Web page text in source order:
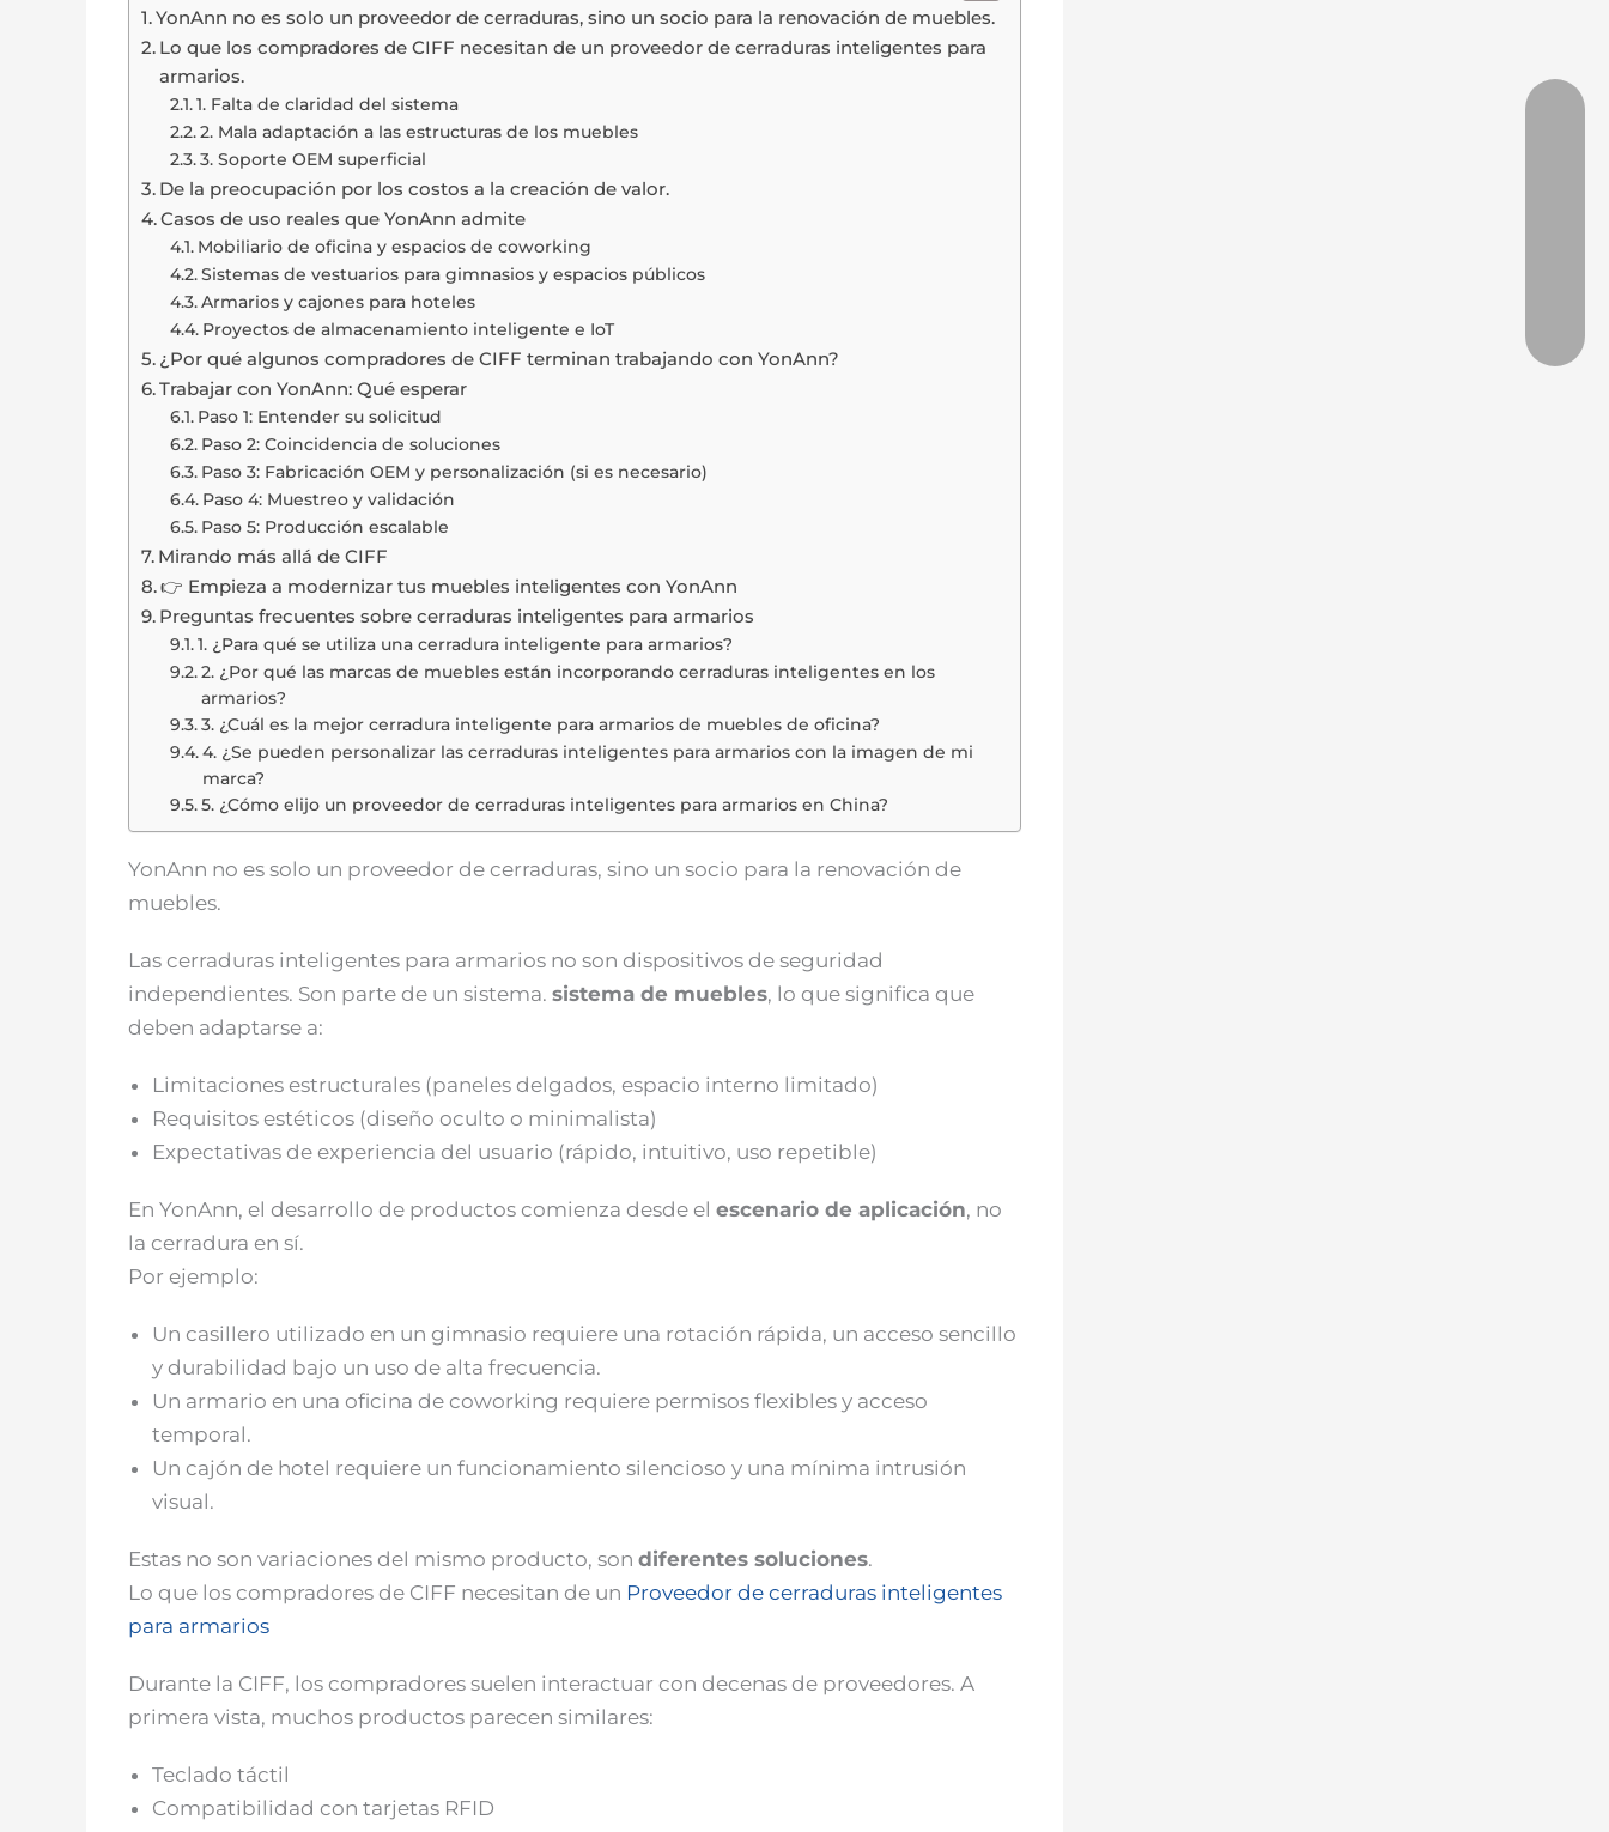
YonAnn no es solo un proveedor de cerraduras, sino un socio para la renovación de muebles.
Lo que los compradores de CIFF necesitan de un proveedor de cerraduras inteligentes para
armarios.
1. Falta de claridad del sistema
2. Mala adaptación a las estructuras de los muebles
3. Soporte OEM superficial
De la preocupación por los costos a la creación de valor.
Casos de uso reales que YonAnn admite
Mobiliario de oficina y espacios de coworking
Sistemas de vestuarios para gimnasios y espacios públicos
Armarios y cajones para hoteles
Proyectos de almacenamiento inteligente e IoT
¿Por qué algunos compradores de CIFF terminan trabajando con YonAnn?
Trabajar con YonAnn: Qué esperar
Paso 1: Entender su solicitud
Paso 2: Coincidencia de soluciones
Paso 3: Fabricación OEM y personalización (si es necesario)
Paso 4: Muestreo y validación
Paso 5: Producción escalable
Mirando más allá de CIFF
👉 Empieza a modernizar tus muebles inteligentes con YonAnn
Preguntas frecuentes sobre cerraduras inteligentes para armarios
1. ¿Para qué se utiliza una cerradura inteligente para armarios?
2. ¿Por qué las marcas de muebles están incorporando cerraduras inteligentes en los
armarios?
3. ¿Cuál es la mejor cerradura inteligente para armarios de muebles de oficina?
4. ¿Se pueden personalizar las cerraduras inteligentes para armarios con la imagen de mi
marca?
5. ¿Cómo elijo un proveedor de cerraduras inteligentes para armarios en China?
YonAnn no es solo un proveedor de cerraduras, sino un socio para la renovación de
muebles.
Las cerraduras inteligentes para armarios no son dispositivos de seguridad
independientes. Son parte de un sistema. sistema de muebles, lo que significa que
deben adaptarse a:
Limitaciones estructurales (paneles delgados, espacio interno limitado)
Requisitos estéticos (diseño oculto o minimalista)
Expectativas de experiencia del usuario (rápido, intuitivo, uso repetible)
En YonAnn, el desarrollo de productos comienza desde el escenario de aplicación, no
la cerradura en sí.
Por ejemplo:
Un casillero utilizado en un gimnasio requiere una rotación rápida, un acceso sencillo
y durabilidad bajo un uso de alta frecuencia.
Un armario en una oficina de coworking requiere permisos flexibles y acceso
temporal.
Un cajón de hotel requiere un funcionamiento silencioso y una mínima intrusión
visual.
Estas no son variaciones del mismo producto, son diferentes soluciones.
Lo que los compradores de CIFF necesitan de un Proveedor de cerraduras inteligentes
para armarios
Durante la CIFF, los compradores suelen interactuar con decenas de proveedores. A
primera vista, muchos productos parecen similares:
Teclado táctil
Compatibilidad con tarjetas RFID